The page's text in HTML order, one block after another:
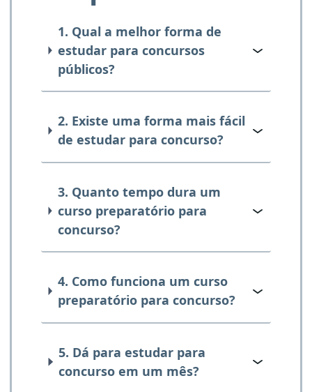
1. Qual a melhor forma de
estudar para concursos
públicos?
2. Existe uma forma mais fácil
de estudar para concurso?
3. Quanto tempo dura um
curso preparatório para
concurso?
4. Como funciona um curso
preparatório para concurso?
5. Dá para estudar para
concurso em um mês?